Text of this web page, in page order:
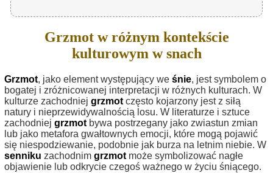
Grzmot w różnym kontekście
kulturowym w snach
Grzmot, jako element występujący we śnie, jest symbolem o
bogatej i zróżnicowanej interpretacji w różnych kulturach. W
kulturze zachodniej grzmot często kojarzony jest z siłą
natury i nieprzewidywalnością losu. W literaturze i sztuce
zachodniej grzmot bywa postrzegany jako zwiastun zmian
lub jako metafora gwałtownych emocji, które mogą pojawić
się niespodziewanie, podobnie jak burza na letnim niebie. W
senniku zachodnim grzmot może symbolizować nagłe
objawienie lub odkrycie czegoś ważnego w życiu śniącego.